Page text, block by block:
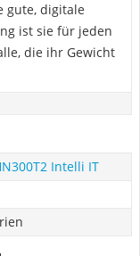
gute, digitale
ist sie für jeden
die ihr Gewicht
Intelli IT